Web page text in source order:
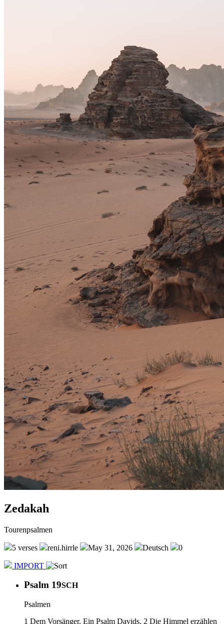
Zedakah
Tourenpsalmen
5 verses reni.hirrle May 31, 2026 Deutsch 0
IMPORT
Psalm 19SCH
Psalmen
1 Dem Vorsänger. Ein Psalm Davids. 2 Die Himmel erzählen